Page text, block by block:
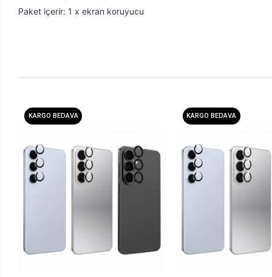
Paket içerir: 1 x ekran koruyucu
KARGO BEDAVA KARGO BEDAVA